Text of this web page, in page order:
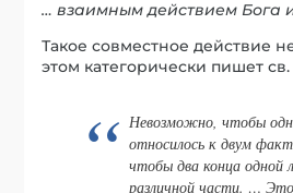
… взаимным действием Бога
Такое совместное действие
этом категорически пишет
Невозможно, чтобы
относилось к двум
чтобы два конца одной
различной части. …